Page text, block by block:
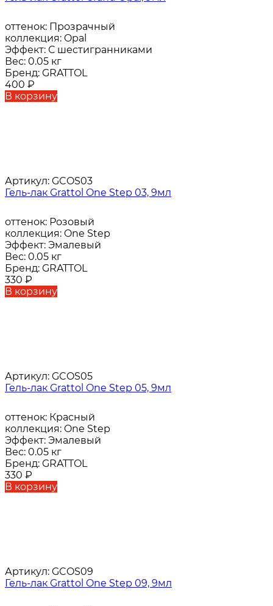
оттенок: Прозрачный
коллекция: Opal
Эффект: С шестигранниками
Вес: 0.05 кг
Бренд: GRATTOL
400 ₽
В корзину
Артикул: GCOS03
Гель-лак Grattol One Step 03, 9мл
оттенок: Розовый
коллекция: One Step
Эффект: Эмалевый
Вес: 0.05 кг
Бренд: GRATTOL
330 ₽
В корзину
Артикул: GCOS05
Гель-лак Grattol One Step 05, 9мл
оттенок: Красный
коллекция: One Step
Эффект: Эмалевый
Вес: 0.05 кг
Бренд: GRATTOL
330 ₽
В корзину
Артикул: GCOS09
Гель-лак Grattol One Step 09, 9мл